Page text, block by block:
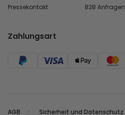
Pressekontakt B2B Anfragen
Zahlungsart
AGB Sicherheit und Datenschutz